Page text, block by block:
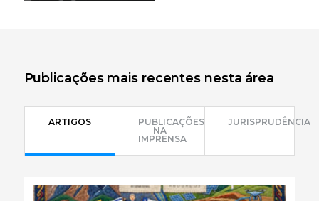
Publicações mais recentes nesta área
ARTIGOS
PUBLICAÇÕES
NA
IMPRENSA
JURISPRUDÊNCIA